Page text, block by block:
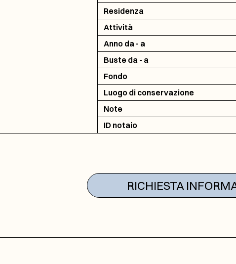
Residenza
Attività
Anno da - a
Buste da - a
Fondo
Luogo di conservazione
Note
ID notaio
RICHIESTA